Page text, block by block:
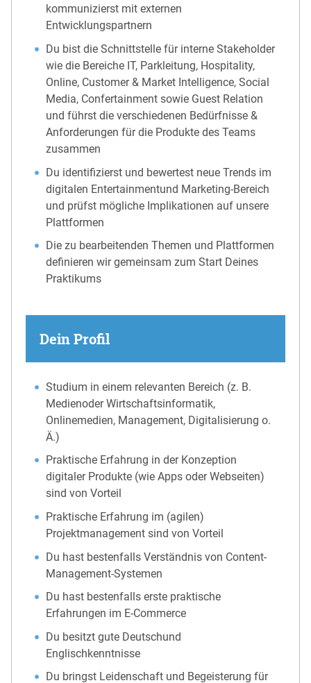
kommunizierst mit externen
Entwicklungspartnern
Du bist die Schnittstelle für interne Stakeholder
wie die Bereiche IT, Parkleitung, Hospitality,
Online, Customer & Market Intelligence, Social
Media, Confertainment sowie Guest Relation
und führst die verschiedenen Bedürfnisse &
Anforderungen für die Produkte des Teams
zusammen
Du identifizierst und bewertest neue Trends im
digitalen Entertainmentund Marketing-Bereich
und prüfst mögliche Implikationen auf unsere
Plattformen
Die zu bearbeitenden Themen und Plattformen
definieren wir gemeinsam zum Start Deines
Praktikums
Dein Profil
Studium in einem relevanten Bereich (z. B.
Medienoder Wirtschaftsinformatik,
Onlinemedien, Management, Digitalisierung o.
Ä.)
Praktische Erfahrung in der Konzeption
digitaler Produkte (wie Apps oder Webseiten)
sind von Vorteil
Praktische Erfahrung im (agilen)
Projektmanagement sind von Vorteil
Du hast bestenfalls Verständnis von Content-
Management-Systemen
Du hast bestenfalls erste praktische
Erfahrungen im E-Commerce
Du besitzt gute Deutschund
Englischkenntnisse
Du bringst Leidenschaft und Begeisterung für